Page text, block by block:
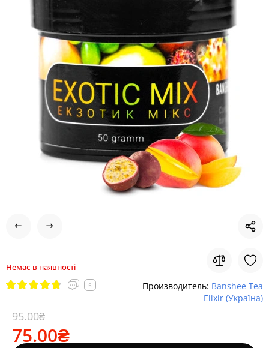
Немає в наявності
5 Производитель: Banshee Tea
Elixir (Україна)
95.00₴
75.00₴